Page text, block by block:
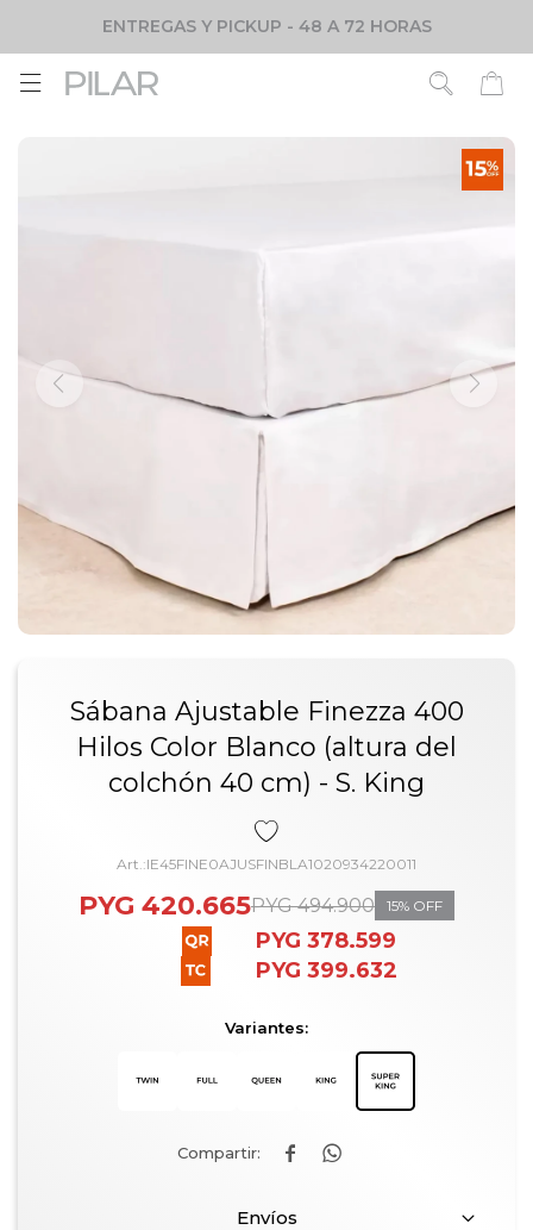
ENTREGAS Y PICKUP - 48 A 72 HORAS

Sábana Ajustable Finezza 400
Hilos Color Blanco (altura del
colchón 40 cm) - S. King
IE45FINE0AJUSFINBLA1020934220011
PYG 420.665PYG 494.900 15
PYG 378.599
PYG 399.632
Variantes:
 
Envíos